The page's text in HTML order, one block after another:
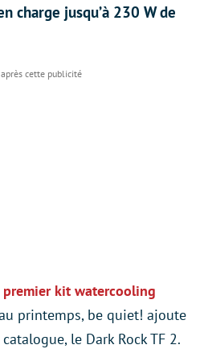
charge jusqu’à 230 W de
premier kit watercooling
printemps, be quiet! ajoute
le Dark Rock TF 2.